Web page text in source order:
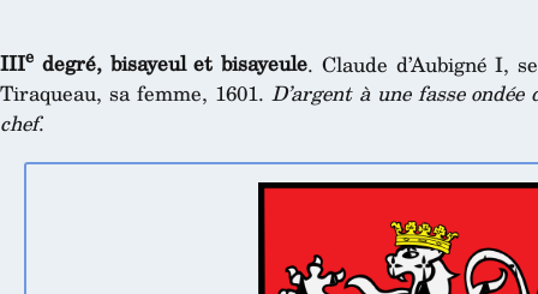
IIIe degré, bisayeul et bisayeule. Claude d’Aubigné I,
Tiraqueau, sa femme, 1601. D’argent à une fasse
chef.